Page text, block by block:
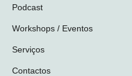
Podcast
Workshops / Eventos
Serviços
Contactos